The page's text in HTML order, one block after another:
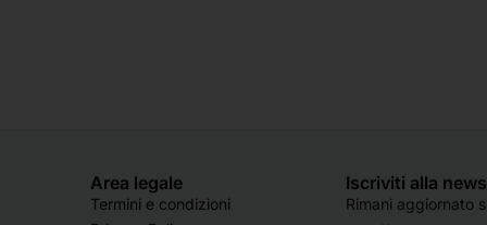
Area legale
Termini e condizioni
Iscriviti alla
Rimani aggiornato